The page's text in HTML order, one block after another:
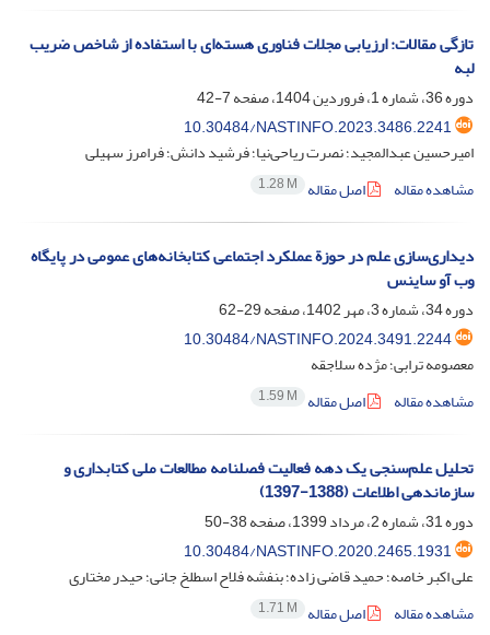
تازگی مقالات: ارزیابی مجلات فناوری هسته‌ای با استفاده از شاخص ضریب
لبه
دوره 36، شماره 1، فروردین 1404، صفحه
7-42
10.30484/NASTINFO.2023.3486.2241
امیرحسین عبدالمجید؛ نصرت ریاحی‌نیا؛ فرشید دانش؛ فرامرز سهیلی
مشاهده مقاله
اصل مقاله 1.28 M
دیداری‌سازی علم در حوزة عملکرد اجتماعی کتابخانه‌های عمومی در پایگاه
وب آو ساینس
دوره 34، شماره 3، مهر 1402، صفحه
29-62
10.30484/NASTINFO.2024.3491.2244
معصومه ترابی؛ مژده سلاجقه
مشاهده مقاله
اصل مقاله 1.59 M
تحلیل علم‌سنجی یک دهه فعالیت فصلنامه مطالعات ملی کتابداری و
سازماندهی اطلاعات (1388-1397)
دوره 31، شماره 2، مرداد 1399، صفحه
38-50
10.30484/NASTINFO.2020.2465.1931
علی اکبر خاصه؛ حمید قاضی زاده؛ بنفشه فلاح اسطلخ جانی؛ حیدر مختاری
مشاهده مقاله
اصل مقاله 1.71 M